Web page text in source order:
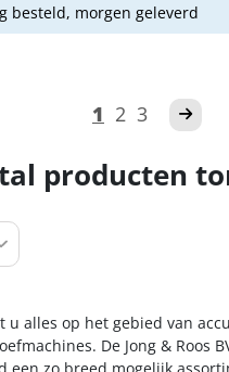
besteld, morgen geleverd
1 2 3
producten
u alles op het gebied van accu
De Jong & Roos
een zo breed mogelijk